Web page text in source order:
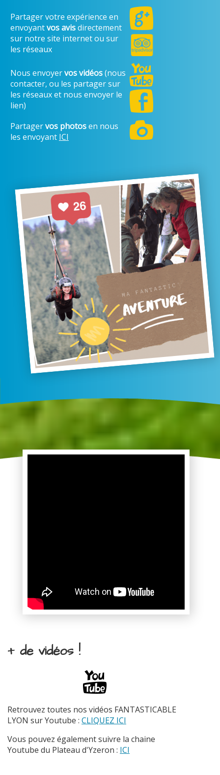
Partager votre expérience en
envoyantvos avisdirectement
sur notre site internet ou sur
les réseaux
Nous envoyervos vidéos(nous
contacter, ou les partager sur
les réseaux et nous envoyer le
lien)
Partagervos photosen nous
les envoyant ICI
+ de vidéos !
Retrouvez toutes nos vidéos FANTASTICABLE
LYON sur Youtube : CLIQUEZ ICI
Vous pouvez également suivre la chaine
Youtube du Plateau d'Yzeron : ICI